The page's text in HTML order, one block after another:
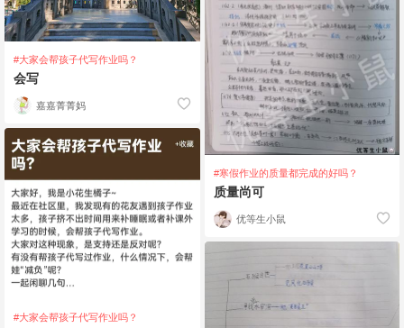
#大家会帮孩子代写作业吗？
会写
嘉嘉菁菁妈
#大家会帮孩子代写作业吗？
#寒假作业的质量都完成的好吗？
质量尚可
优等生小鼠